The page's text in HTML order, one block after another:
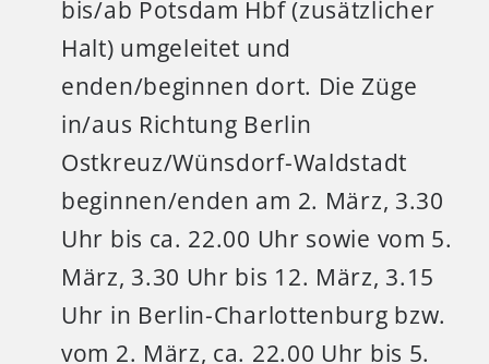
bis/ab Potsdam Hbf (zusätzlicher
Halt) umgeleitet und
enden/beginnen dort. Die Züge
in/aus Richtung Berlin
Ostkreuz/Wünsdorf-Waldstadt
beginnen/enden am 2. März, 3.30
Uhr bis ca. 22.00 Uhr sowie vom 5.
März, 3.30 Uhr bis 12. März, 3.15
Uhr in Berlin-Charlottenburg bzw.
vom 2. März, ca. 22.00 Uhr bis 5.